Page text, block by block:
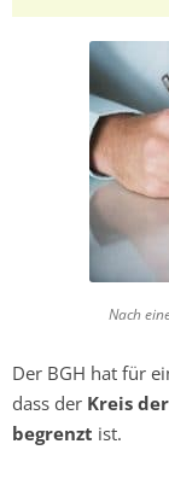
Nach
Der BGH hat für
dass der Kreis
begrenzt ist.